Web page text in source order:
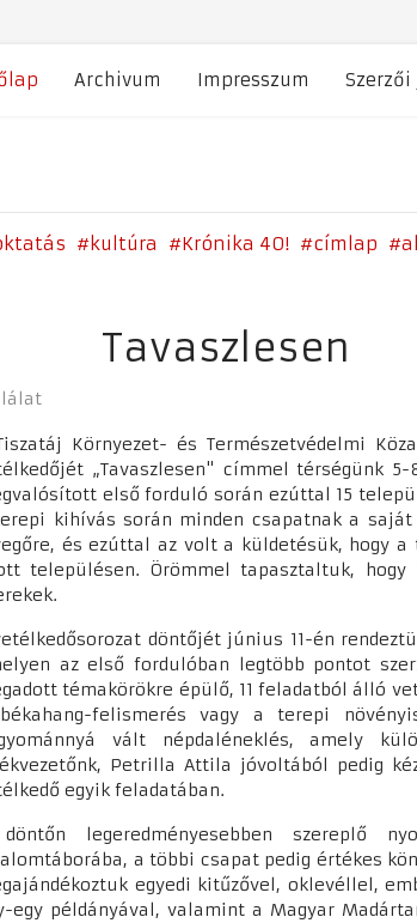
Archivum Impresszum Szerzői
kultúra Krónika 40! címlap
Tavaszlesen
Környezet- és Természetvédelmi
„Tavaszlesen" címmel térségünk
első forduló során ezúttal 15
kihívás során minden csapatnak a
és ezúttal az volt a küldetésük, hogy
településen. Örömmel tapasztaltuk,
döntőjét június 11-én
az első fordulóban legtöbb pontot
témakörökre épülő, 11 feladatból álló
felismerés vagy a terepi
vált népdaléneklés, amely
Petrilla Attila jóvoltából pedig
egyik feladatában.
legeredményesebben szereplő
a többi csapat pedig értékes
egyedi kitűzővel, oklevéllel,
egy példányával, valamint a Magyar